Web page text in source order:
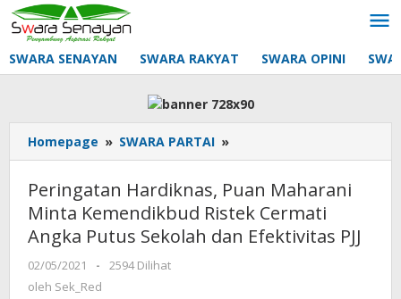
Lewati
ke
konten
SWARA SENAYAN SWARA RAKYAT SWARA OPINI
Homepage » SWARA PARTAI »
Hardiknas,
Maharani
Minta
Kemendikbud
Peringatan Hardiknas, Puan Maharani
Minta Kemendikbud Ristek Cermati
Angka Putus Sekolah dan Efektivitas PJJ
02/05/2021
oleh
Sek_Red
-
2594 Dilihat
oleh Sek_Red